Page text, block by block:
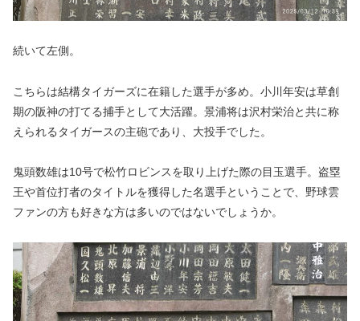
続いて左側。
こちらは結構タイガーズに在籍した選手が多め。小川年安は草創
期の阪神の打てる捕手として大活躍。景浦将は沢村栄治と共に称
えられるタイガースの主砲であり、大投手でした。
鬼頭数雄は10号で松竹ロビンスを取り上げた際の目玉選手。盗塁
王や首位打者のタイトルを獲得した名選手ということで、野球雲
ファンの方も好きな方は多いのではないでしょうか。